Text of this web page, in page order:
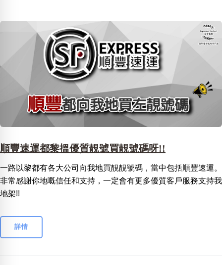
順豐速運都黎搵優質靚號買靚號碼呀!!
一路以黎都有各大公司向我地買靚靚號碼，當中包括順豐速運。
非常感謝你地嘅信任和支持，一定會有更多優質客戶服務支持我
地架!!
詳情